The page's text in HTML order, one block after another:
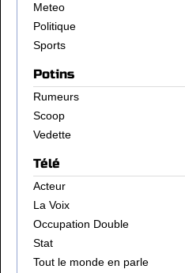
Meteo
Politique
Sports
Potins
Rumeurs
Scoop
Vedette
Télé
Acteur
La Voix
Occupation Double
Stat
Tout le monde en parle